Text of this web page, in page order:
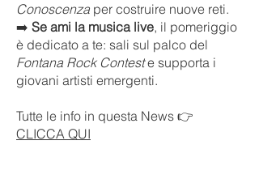
Conoscenza per costruire nuove reti.
➡️ Se ami la musica live, il pomeriggio
è dedicato a te: sali sul palco del
Fontana Rock Conteste supporta i
giovani artisti emergenti.
Tutte le info in questa News 👉
CLICCA QUI